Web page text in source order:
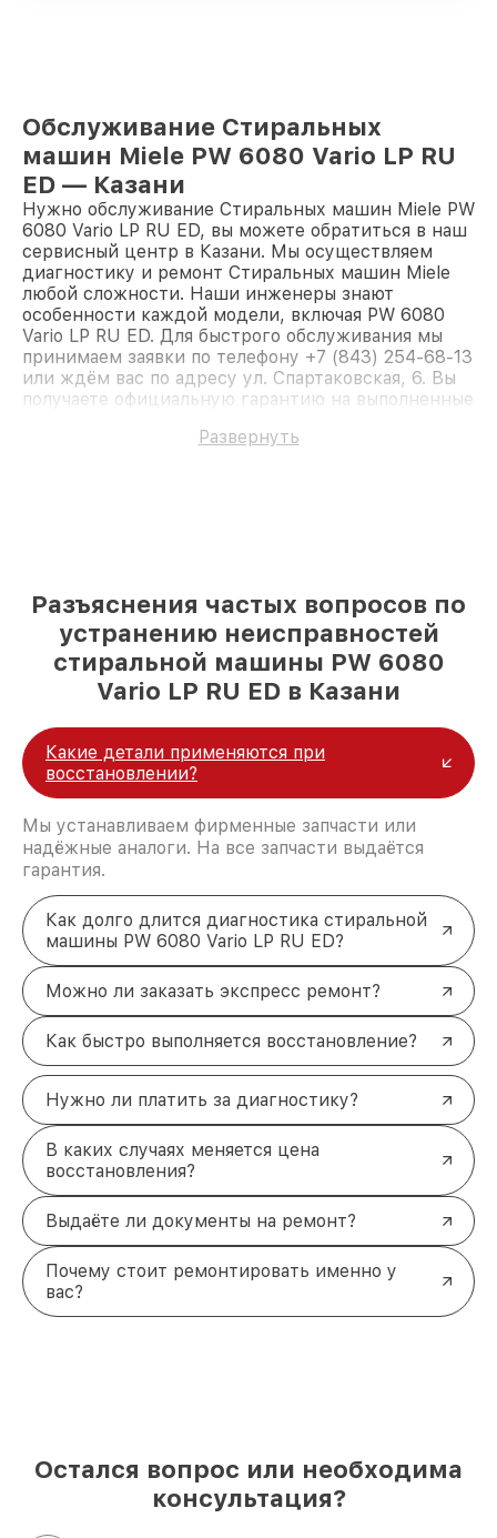
Обслуживание Стиральных
машин Miele PW 6080 Vario LP RU
ED — Казани
Нужно обслуживание Стиральных машин Miele PW
6080 Vario LP RU ED, вы можете обратиться в наш
сервисный центр в Казани. Мы осуществляем
диагностику и ремонт Стиральных машин Miele
любой сложности. Наши инженеры знают
особенности каждой модели, включая PW 6080
Vario LP RU ED. Для быстрого обслуживания мы
принимаем заявки по телефону +7 (843) 254-68-13
или ждём вас по адресу ул. Спартаковская, 6. Вы
получаете официальную гарантию на выполненные
Развернуть
Разъяснения частых вопросов по
устранению неисправностей
стиральной машины PW 6080
Vario LP RU ED в Казани
Какие детали применяются при
восстановлении?
Мы устанавливаем фирменные запчасти или
надёжные аналоги. На все запчасти выдаётся
гарантия.
Как долго длится диагностика стиральной
машины PW 6080 Vario LP RU ED?
Можно ли заказать экспресс ремонт?
Как быстро выполняется восстановление?
Нужно ли платить за диагностику?
В каких случаях меняется цена
восстановления?
Выдаёте ли документы на ремонт?
Почему стоит ремонтировать именно у
вас?
Остался вопрос или необходима
консультация?